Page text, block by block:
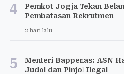
4
Pemkot Jogja Tekan
Pembatasan Rekrutmen
2 hari lalu
5
Menteri Bappenas: ASN
Judol dan Pinjol Ilegal